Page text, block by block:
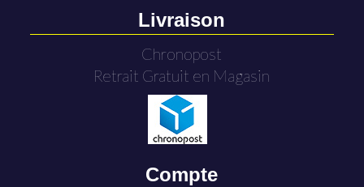
Livraison
Chronopost
Retrait Gratuit en Magasin
Compte